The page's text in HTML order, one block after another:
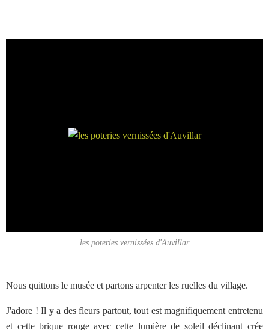
les poteries vernissées d'Auvillar
Nous quittons le musée et partons arpenter les ruelles du village.
J'adore ! Il y a des fleurs partout, tout est magnifiquement entretenu
et cette brique rouge avec cette lumière de soleil déclinant crée